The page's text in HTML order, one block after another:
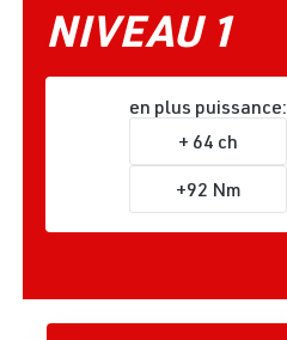
NIVEAU 1
en plus puissance:
+ 64 ch
+92 Nm